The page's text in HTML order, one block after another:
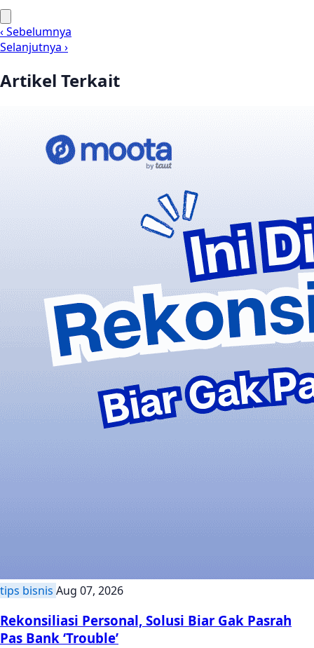
‹ Sebelumnya
Selanjutnya ›
Artikel Terkait
tips bisnis Aug 07, 2026
Rekonsiliasi Personal, Solusi Biar Gak Pasrah
Pas Bank ‘Trouble’